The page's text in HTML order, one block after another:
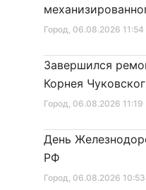
Город, 06.08.2026 11:54
«Надежда» на
Город, 06.08.2026 11:19
Завершился
Корнея Чуковског
Город, 06.08.2026 10:53
День
РФ